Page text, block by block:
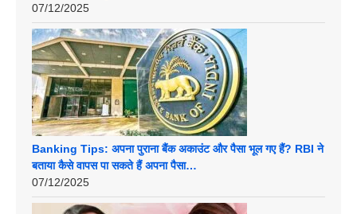
07/12/2025
Banking Tips: अपना पुराना बैंक अकाउंट और पैसा भूल गए हैं? RBI ने
बताया कैसे वापस पा सकते हैं अपना पैसा…
07/12/2025